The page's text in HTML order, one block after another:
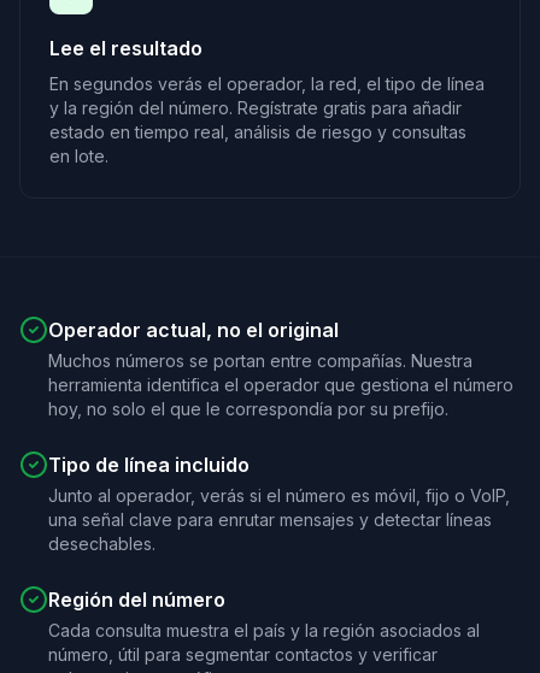
Lee el resultado
En segundos verás el operador, la red, el tipo de línea
y la región del número. Regístrate gratis para añadir
estado en tiempo real, análisis de riesgo y consultas
en lote.
Operador actual, no el original
Muchos números se portan entre compañías. Nuestra
herramienta identifica el operador que gestiona el número
hoy, no solo el que le correspondía por su prefijo.
Tipo de línea incluido
Junto al operador, verás si el número es móvil, fijo o VoIP,
una señal clave para enrutar mensajes y detectar líneas
desechables.
Región del número
Cada consulta muestra el país y la región asociados al
número, útil para segmentar contactos y verificar